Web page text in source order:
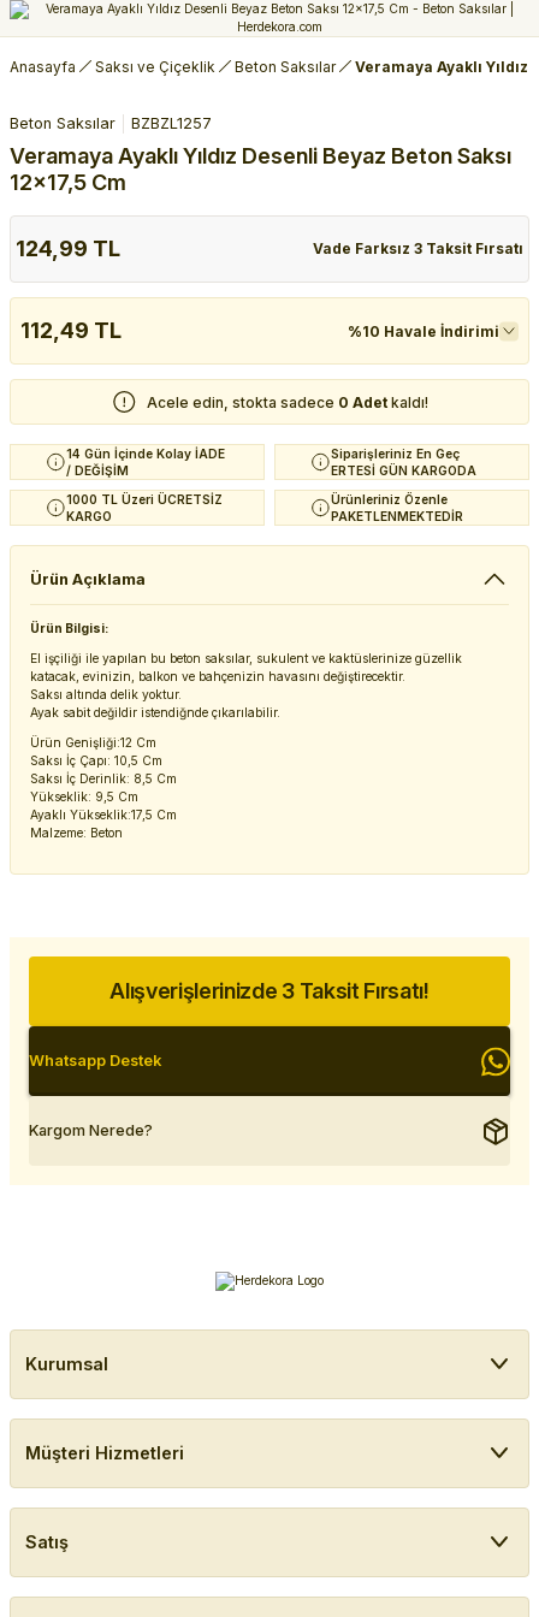
Anasayfa Saksı ve Çiçeklik Beton Saksılar Veramaya Ayaklı Yıldız
Beton Saksılar BZBZL1257
Veramaya Ayaklı Yıldız Desenli Beyaz Beton Saksı
12x17,5 Cm
124,99 TL Vade Farksız 3 Taksit Fırsatı
112,49 TL %10 Havale İndirimi
Acele edin, stokta sadece 0 Adet kaldı!
14 Gün İçinde Kolay İADE
/ DEĞİŞİM
Siparişleriniz En Geç
ERTESİ GÜN KARGODA
1000 TL Üzeri ÜCRETSİZ
KARGO
Ürünleriniz Özenle
PAKETLENMEKTEDİR
Ürün Açıklama
Ürün Bilgisi:
El işçiliği ile yapılan bu beton saksılar, sukulent ve kaktüslerinize güzellik
katacak, evinizin, balkon ve bahçenizin havasını değiştirecektir.
Saksı altında delik yoktur.
Ayak sabit değildir istendiğnde çıkarılabilir.
Ürün Genişliği:12 Cm
Saksı İç Çapı: 10,5 Cm
Saksı İç Derinlik: 8,5 Cm
Yükseklik: 9,5 Cm
Ayaklı Yükseklik:17,5 Cm
Malzeme: Beton
Alışverişlerinizde 3 Taksit Fırsatı!
Whatsapp Destek
Kargom Nerede?
Kurumsal
Müşteri Hizmetleri
Satış